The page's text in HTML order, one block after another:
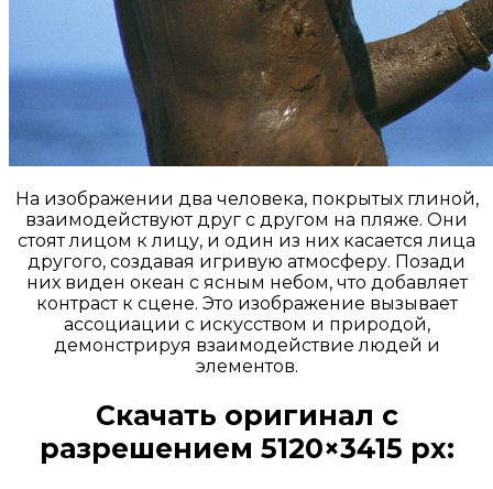
На изображении два человека, покрытых глиной,
взаимодействуют друг с другом на пляже. Они
стоят лицом к лицу, и один из них касается лица
другого, создавая игривую атмосферу. Позади
них виден океан с ясным небом, что добавляет
контраст к сцене. Это изображение вызывает
ассоциации с искусством и природой,
демонстрируя взаимодействие людей и
элементов.
Скачать оригинал с
разрешением 5120×3415 px: